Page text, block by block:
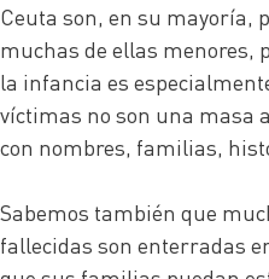
Ceuta son, en su mayoría,
muchas de ellas menores,
la infancia es
víctimas no son una masa
con nombres, familias,
Sabemos también que
fallecidas son enterradas